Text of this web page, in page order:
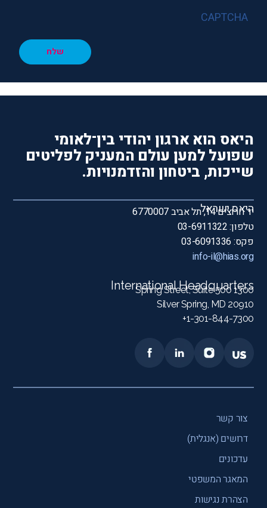
CAPTCHA
שלח
היאס הוא ארגון יהודי בין־לאומי
שפועל למען עולם המעניק לפליטים
שייכות, ביטחון והזדמנויות.
היאס ישראל
יד חרוצים 14, תל אביב 6770007
טלפון: 03-6911322
פקס: 03-6091336
info-il@hias.org
International Headquarters
1300 Spring Street, Suite 500
Silver Spring, MD 20910
1-301-844-7300+
צור קשר
דרושים (אנגלית)
עדכונים
המאגר המשפטי
הצהרת נגישות